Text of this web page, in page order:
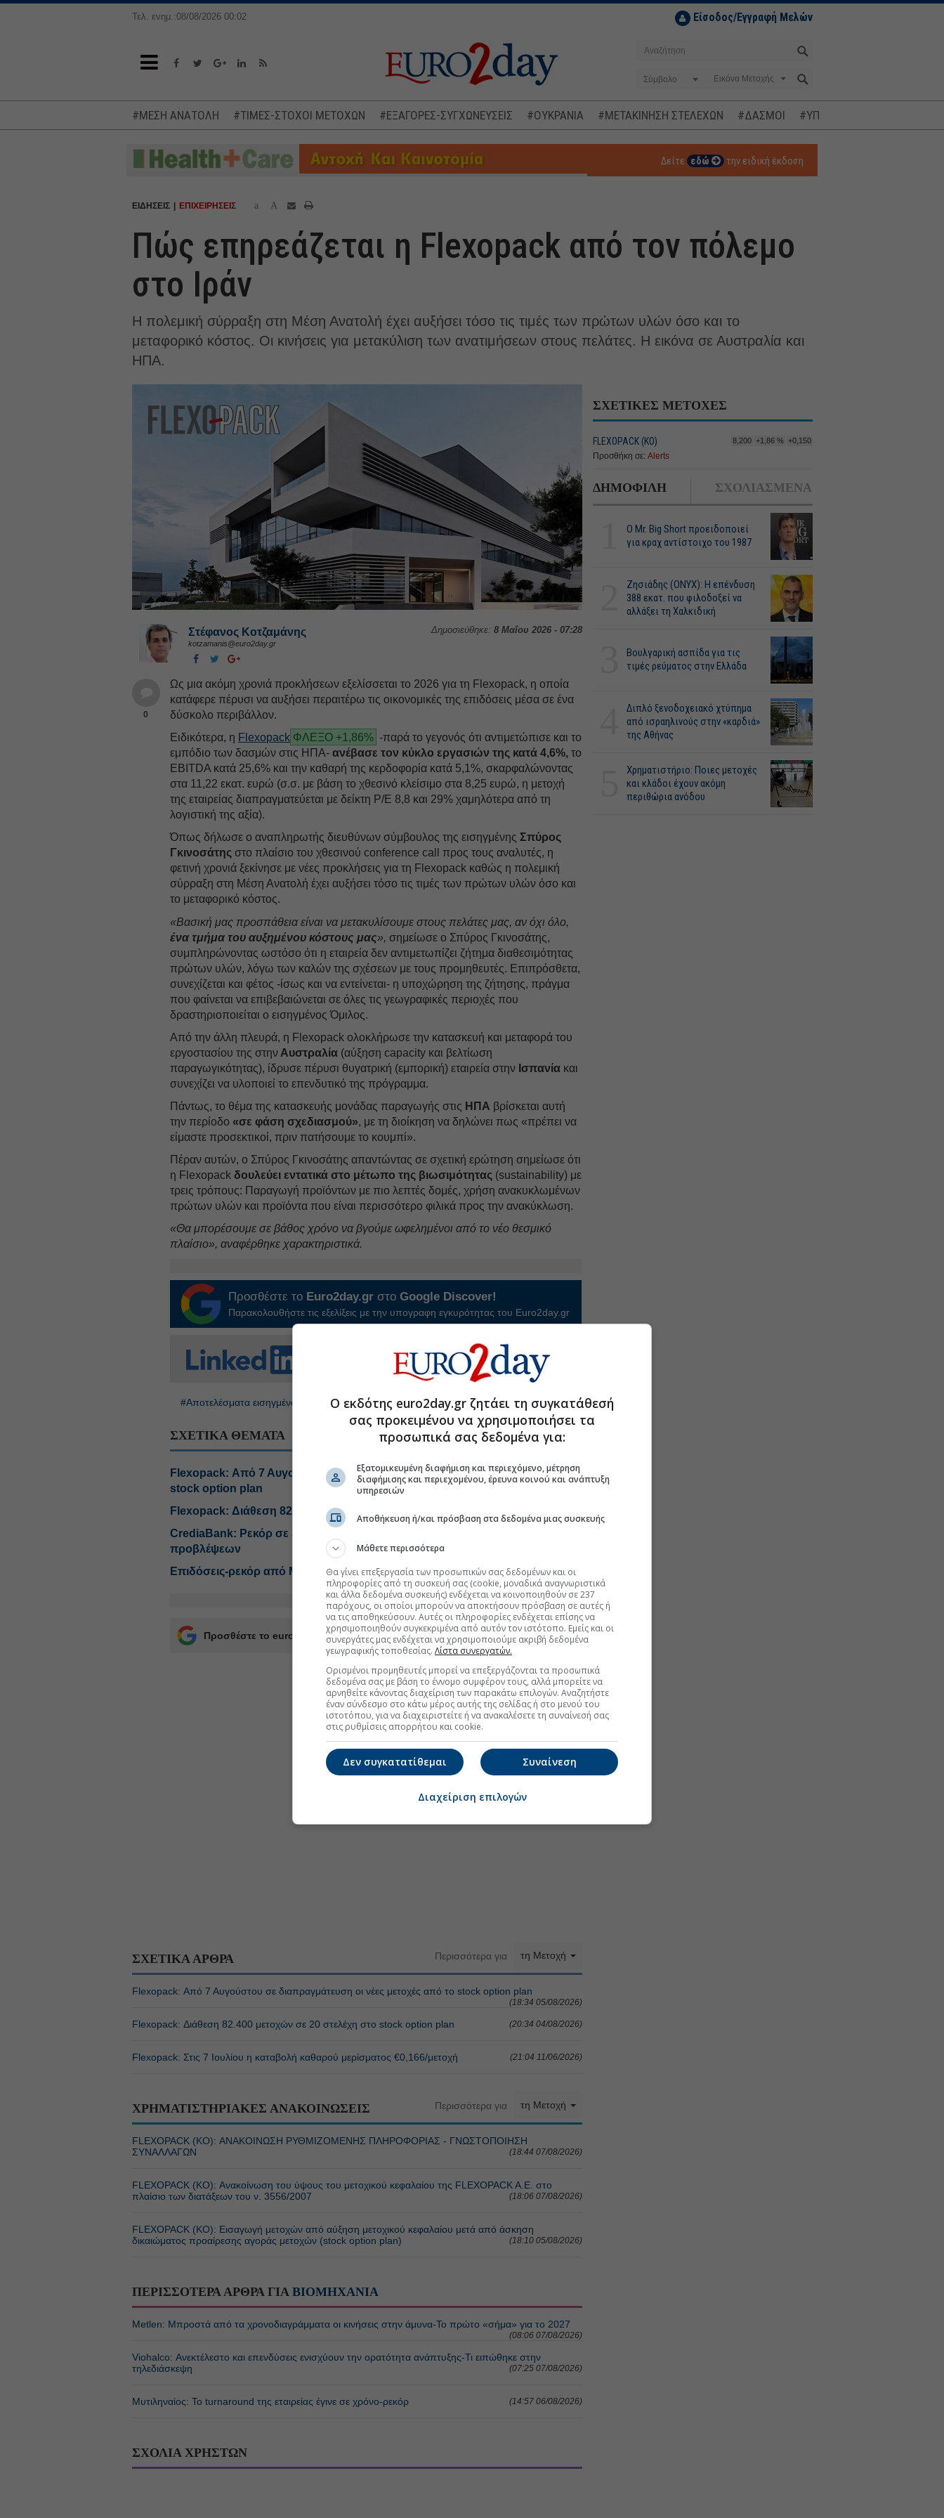
Τελ. ενημ.:08/08/2026 00:02 Είσοδος/Εγγραφή Μελών
Σύμβολο
#ΜΕΣΗ ΑΝΑΤΟΛΗ #ΤΙΜΕΣ-ΣΤΟΧΟΙ ΜΕΤΟΧΩΝ #ΕΞΑΓΟΡΕΣ-ΣΥΓΧΩΝΕΥΣΕΙΣ #ΟΥΚΡΑΝΙΑ #ΜΕΤΑΚΙΝΗΣΗ ΣΤΕΛΕΧΩΝ #ΔΑΣΜΟΙ #ΥΠΟΚΛΟΠΕΣ
Δείτε εδώ την ειδική έκδοση
ΕΙΔΗΣΕΙΣ ΕΠΙΧΕΙΡΗΣΕΙΣ a A
Πώς επηρεάζεται η Flexopack από τον πόλεμο
στο Ιράν
Η πολεμική σύρραξη στη Μέση Ανατολή έχει αυξήσει τόσο τις τιμές των πρώτων υλών όσο και το
μεταφορικό κόστος. Οι κινήσεις για μετακύλιση των ανατιμήσεων στους πελάτες. Η εικόνα σε Αυστραλία και
ΗΠΑ.
Δημοσιεύθηκε: 8 Μαΐου 2026 - 07:28
Στέφανος Kοτζαμάνης
kotzamanis@euro2day.gr
0
Ως μια ακόμη χρονιά προκλήσεων εξελίσσεται το 2026 για τη Flexοpack, η οποία
κατάφερε πέρυσι να αυξήσει περαιτέρω τις οικονομικές της επιδόσεις μέσα σε ένα
δύσκολο περιβάλλον.
Ειδικότερα, η Flexopack ΦΛΕΞΟ +1,86% -παρά το γεγονός ότι αντιμετώπισε και το
εμπόδιο των δασμών στις ΗΠΑ-ανέβασε τον κύκλο εργασιών της κατά 4,6%, το
EBITDA κατά 25,6% και την καθαρή της κερδοφορία κατά 5,1%, σκαρφαλώνοντας
στα 11,22 εκατ. ευρώ (σ.σ. με βάση το χθεσινό κλείσιμο στα 8,25 ευρώ, η μετοχή
της εταιρείας διαπραγματεύεται με δείκτη P/E 8,8 και 29% χαμηλότερα από τη
λογιστική της αξία).
Όπως δήλωσε o αναπληρωτής διευθύνων σύμβουλος της εισηγμένηςΣπύρος
Γκινοσάτης στο πλαίσιο του χθεσινού conference call προς τους αναλυτές, η
φετινή χρονιά ξεκίνησε με νέες προκλήσεις για τη Flexοpack καθώς η πολεμική
σύρραξη στη Μέση Ανατολή έχει αυξήσει τόσο τις τιμές των πρώτων υλών όσο και
το μεταφορικό κόστος.
«Βασική μας προσπάθεια είναι να μετακυλίσουμε στους πελάτες μας, αν όχι όλο,
ένα τμήμα του αυξημένου κόστους μας», σημείωσε ο Σπύρος Γκινοσάτης,
συμπληρώνοντας ωστόσο ότι η εταιρεία δεν αντιμετωπίζει ζήτημα διαθεσιμότητας
πρώτων υλών, λόγω των καλών της σχέσεων με τους προμηθευτές. Επιπρόσθετα,
συνεχίζεται και φέτος -ίσως και να εντείνεται- η υποχώρηση της ζήτησης, πράγμα
που φαίνεται να επιβεβαιώνεται σε όλες τις γεωγραφικές περιοχές που
δραστηριοποιείται ο εισηγμένος Όμιλος.
Από την άλλη πλευρά, η Flexοpack ολοκλήρωσε την κατασκευή και μεταφορά του
εργοστασίου της στην Αυστραλία (αύξηση capacity και βελτίωση
παραγωγικότητας), ίδρυσε πέρυσι θυγατρική (εμπορική) εταιρεία στην Ισπανία και
συνεχίζει να υλοποιεί το επενδυτικό της πρόγραμμα.
Πάντως, το θέμα της κατασκευής μονάδας παραγωγής στις ΗΠΑ βρίσκεται αυτή
την περίοδο «σε φάση σχεδιασμού», με τη διοίκηση να δηλώνει πως «πρέπει να
είμαστε προσεκτικοί, πριν πατήσουμε το κουμπί».
Πέραν αυτών, ο Σπύρος Γκινοσάτης απαντώντας σε σχετική ερώτηση σημείωσε ότι
η Flexοpack δουλεύει εντατικά στο μέτωπο της βιωσιμότητας (sustainability) με
τρεις τρόπους: Παραγωγή προϊόντων με πιο λεπτές δομές, χρήση ανακυκλωμένων
πρώτων υλών και προϊόντα που είναι περισσότερο φιλικά προς την ανακύκλωση.
«Θα μπορέσουμε σε βάθος χρόνο να βγούμε ωφελημένοι από το νέο θεσμικό
πλαίσιο», αναφέρθηκε χαρακτηριστικά.
Προσθέστε το Euro2day.gr στοGoogle Discover!
Παρακολουθήστε τις εξελίξεις με την υπογραφη εγκυρότητας του Euro2day.gr
FOLLOW US
Ακολουθήστε τη σελίδα τουEuro2day.grστοLinkedin
#Αποτελέσματα εισηγμένων #Flexopack
ΣΧΕΤΙΚΑ ΘΕΜΑΤΑ
Flexopack: Από 7 Αυγούστου σε διαπραγμάτευση οι νέες μετοχές από το
stock option plan
Flexopack: Διάθεση 82.400 μετοχών σε 20 στελέχη στο stock option plan
CrediaBank: Ρεκόρ σε εκταμιεύσεις και επαναλαμβανόμενα κέρδη προ
προβλέψεων
Επιδόσεις-ρεκόρ από Metlen στο εξάμηνο, EBITDA στα 550 εκατ. ευρώ
Προσθέστε το euro2day.gr στο Discover
ΣΧΕΤΙΚΕΣ ΜΕΤΟΧΕΣ
FLEXOPACK (ΚΟ) 8,200 +1,86 % +0,150
Προσθήκη σε: Alerts
ΔΗΜΟΦΙΛΗ ΣΧΟΛΙΑΣΜΕΝΑ
O Mr. Big Short προειδοποιεί
για κραχ αντίστοιχο του 1987
Ζησιάδης (ONYX): Η επένδυση
388 εκατ. που φιλοδοξεί να
αλλάξει τη Χαλκιδική
Βουλγαρική ασπίδα για τις
τιμές ρεύματος στην Ελλάδα
Διπλό ξενοδοχειακό χτύπημα
από ισραηλινούς στην «καρδιά»
της Αθήνας
Χρηματιστήριο: Ποιες μετοχές
και κλάδοι έχουν ακόμη
περιθώρια ανόδου
ΣΧΕΤΙΚΑ ΑΡΘΡΑ Περισσότερα για τη Μετοχή
Flexopack: Από 7 Αυγούστου σε διαπραγμάτευση οι νέες μετοχές από το stock option plan
(18:34 05/08/2026)
Flexopack: Διάθεση 82.400 μετοχών σε 20 στελέχη στο stock option plan (20:34 04/08/2026)
Flexopack: Στις 7 Ιουλίου η καταβολή καθαρού μερίσματος €0,166/μετοχή (21:04 11/06/2026)
ΧΡΗΜΑΤΙΣΤΗΡΙΑΚΕΣ ΑΝΑΚΟΙΝΩΣΕΙΣ Περισσότερα για τη Μετοχή
FLEXOPACK (ΚΟ): ΑΝΑΚΟΙΝΩΣΗ ΡΥΘΜΙΖΟΜΕΝΗΣ ΠΛΗΡΟΦΟΡΙΑΣ - ΓΝΩΣΤΟΠΟΙΗΣΗ
ΣΥΝΑΛΛΑΓΩΝ
(18:44 07/08/2026)
FLEXOPACK (ΚΟ): Ανακοίνωση του ύψους του μετοχικού κεφαλαίου της FLEXOPACK A.E. στο
πλαίσιο των διατάξεων του ν. 3556/2007
(18:06 07/08/2026)
FLEXOPACK (ΚΟ): Εισαγωγή μετοχών από αύξηση μετοχικού κεφαλαίου μετά από άσκηση
δικαιώματος προαίρεσης αγοράς μετοχών (stock option plan)
(18:10 05/08/2026)
ΠΕΡΙΣΣΟΤΕΡΑ ΑΡΘΡΑ ΓΙΑ ΒΙΟΜΗΧΑΝΙΑ
Metlen: Μπροστά από τα χρονοδιαγράμματα οι κινήσεις στην άμυνα-Το πρώτο «σήμα» για το 2027
(08:06 07/08/2026)
Viohalco: Ανεκτέλεστο και επενδύσεις ενισχύουν την ορατότητα ανάπτυξης-Τι ειπώθηκε στην
τηλεδιάσκεψη
(07:25 07/08/2026)
Μυτιληναίος: Το turnaround της εταιρείας έγινε σε χρόνο-ρεκόρ (14:57 06/08/2026)
ΣΧΟΛΙΑ ΧΡΗΣΤΩΝ
Ο εκδότης euro2day.gr ζητάει τη συγκατάθεσή
σας προκειμένου να χρησιμοποιήσει τα
προσωπικά σας δεδομένα για:
Εξατομικευμένη διαφήμιση και περιεχόμενο, μέτρηση
διαφήμισης και περιεχομένου, έρευνα κοινού και ανάπτυξη
υπηρεσιών
Αποθήκευση ή/και πρόσβαση στα δεδομένα μιας συσκευής
Μάθετε περισσότερα
Θα γίνει επεξεργασία των προσωπικών σας δεδομένων και οι
πληροφορίες από τη συσκευή σας (cookie, μοναδικά αναγνωριστικά
και άλλα δεδομένα συσκευής) ενδέχεται να κοινοποιηθούν σε 237
παρόχους, οι οποίοι μπορούν να αποκτήσουν πρόσβαση σε αυτές ή
να τις αποθηκεύσουν. Αυτές οι πληροφορίες ενδέχεται επίσης να
χρησιμοποιηθούν συγκεκριμένα από αυτόν τον ιστότοπο. Εμείς και οι
συνεργάτες μας ενδέχεται να χρησιμοποιούμε ακριβή δεδομένα
γεωγραφικής τοποθεσίας. Λίστα συνεργατών.
Ορισμένοι προμηθευτές μπορεί να επεξεργάζονται τα προσωπικά
δεδομένα σας με βάση το έννομο συμφέρον τους, αλλά μπορείτε να
αρνηθείτε κάνοντας διαχείριση των παρακάτω επιλογών. Αναζητήστε
έναν σύνδεσμο στο κάτω μέρος αυτής της σελίδας ή στο μενού του
ιστοτόπου, για να διαχειριστείτε ή να ανακαλέσετε τη συναίνεσή σας
στις ρυθμίσεις απορρήτου και cookie.
Συναίνεση
Δεν συγκατατίθεμαι
Διαχείριση επιλογών